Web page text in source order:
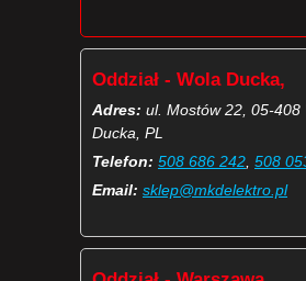
Oddział - Wola Ducka,
Adres: ul. Mostów 22, 05-408
Ducka, PL
Telefon: 508 686 242 508
Email: sklep@mkdelektro.pl